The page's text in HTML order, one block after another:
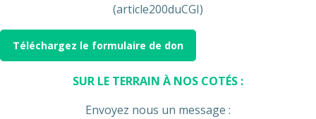
(article200duCGI)
Téléchargez le formulaire de don
SUR LE TERRAIN À NOS COTÉS :
Envoyez nous un message :